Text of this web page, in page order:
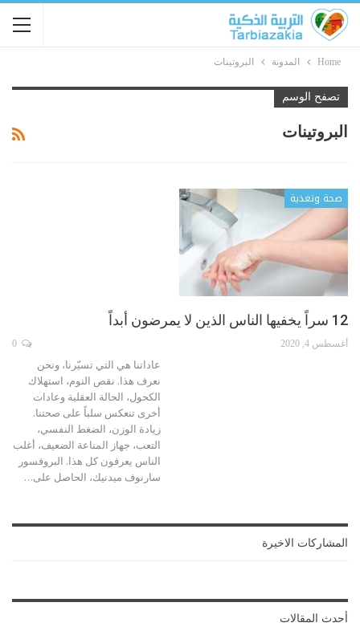
Home المدونة البروتينات
تصفح الوسم
البروتينات
صحة وتغذية
12 سراً يخفيها الناس الذين لا يمرضون أبداً
أغسطس 4, 2020
عاداتنا هي التي تسيّرنا، ونحن
نعرف هذا. نقص النوم، استهلاك
الكحول، الحالة العقلية وعادات
أخرى تنعكس سلباً على صحتنا.
زيادة الوزن، الضغط النفسي،
التعب، جهاز المناعة الضعيف، أغلب
الناس يعرفون كل هذا. البروفسور
سارنوف ميدنيك، الحاصل على…
المشاركات الاخيرة
أحدث المقالات